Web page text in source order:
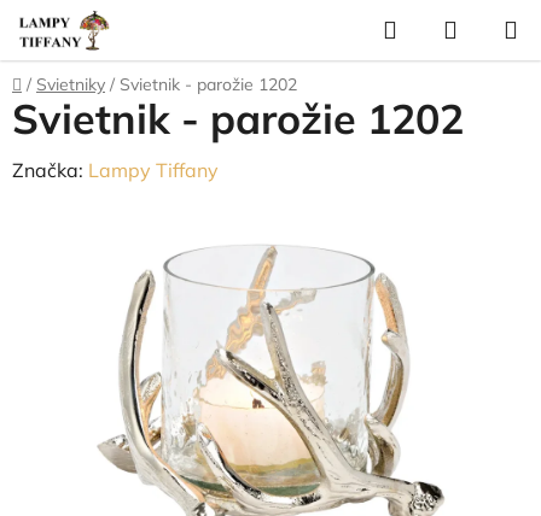
Prejsť
na
obsah
Hľadať
KOŠÍK
Domov
/ Svietniky / Svietnik - parožie 1202
Svietnik - parožie 1202
Značka: Lampy Tiffany